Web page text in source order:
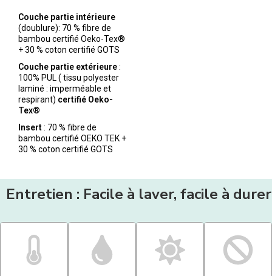
Couche partie intérieure
(doublure): 70 % fibre de
bambou certifié Oeko-Tex®
+ 30 % coton certifié GOTS
Couche partie extérieure:
100% PUL ( tissu polyester
laminé : imperméable et
respirant) certifié Oeko-
Tex®
Insert: 70 % fibre de
bambou certifié OEKO TEK +
30 % coton certifié GOTS
Entretien : Facile à laver, facile à durer